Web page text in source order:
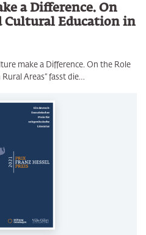
a Difference. On
Cultural Education in
make a Difference. On the Role
Areas“ fasst die…